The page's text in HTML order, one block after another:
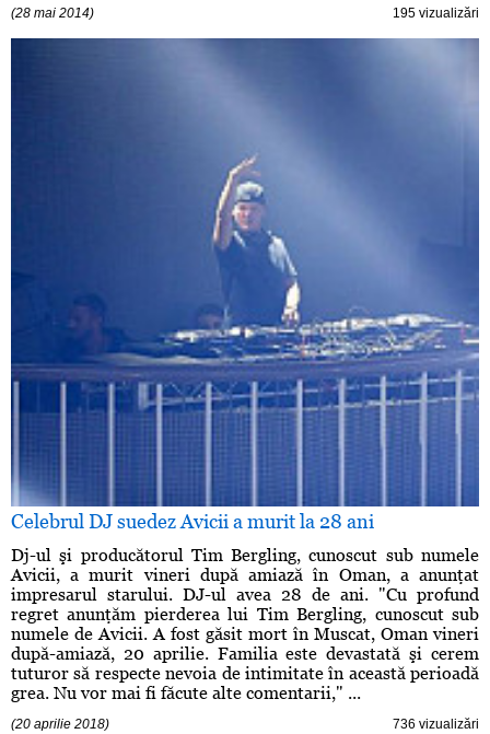
(28 mai 2014) 195 vizualizări
Celebrul DJ suedez Avicii a murit la 28 ani
Dj-ul şi producătorul Tim Bergling, cunoscut sub numele
Avicii, a murit vineri după amiază în Oman, a anunţat
impresarul starului. DJ-ul avea 28 de ani. "Cu profund
regret anunţăm pierderea lui Tim Bergling, cunoscut sub
numele de Avicii. A fost găsit mort în Muscat, Oman vineri
după-amiază, 20 aprilie. Familia este devastată şi cerem
tuturor să respecte nevoia de intimitate în această perioadă
grea. Nu vor mai fi făcute alte comentarii," ...
(20 aprilie 2018) 736 vizualizări